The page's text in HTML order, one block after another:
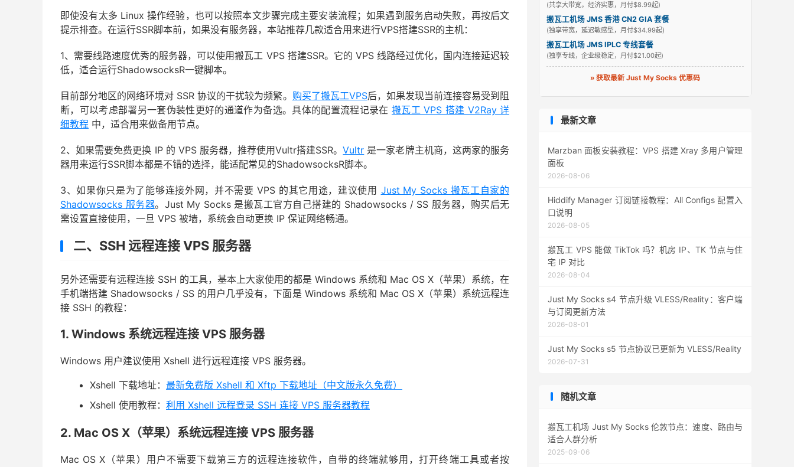
即使没有太多 Linux 操作经验，也可以按照本文步骤完成主要安装流程；如果遇到服务启动失败，再按后文
提示排查。在运行SSR脚本前，如果没有服务器，本站推荐几款适合用来进行VPS搭建SSR的主机：
1、需要线路速度优秀的服务器，可以使用搬瓦工 VPS 搭建SSR。它的 VPS 线路经过优化，国内连接延迟较
低，适合运行ShadowsocksR一键脚本。
目前部分地区的网络环境对 SSR 协议的干扰较为频繁。 购买了搬瓦工VPS后，如果发现当前连接容易受到阻
断，可以考虑部署另一套伪装性更好的通道作为备选。具体的配置流程记录在 搬瓦工 VPS 搭建 V2Ray 详
细教程 中，适合用来做备用节点。
2、如果需要免费更换 IP 的 VPS 服务器，推荐使用Vultr搭建SSR。Vultr 是一家老牌主机商，这两家的服务
器用来运行SSR脚本都是不错的选择，能适配常见的ShadowsocksR脚本。
3、如果你只是为了能够连接外网，并不需要 VPS 的其它用途，建议使用 Just My Socks 搬瓦工自家的
Shadowsocks 服务器。Just My Socks 是搬瓦工官方自己搭建的 Shadowsocks / SS 服务器，购买后无
需设置直接使用，一旦 VPS 被墙，系统会自动更换 IP 保证网络畅通。
二、SSH 远程连接 VPS 服务器
另外还需要有远程连接 SSH 的工具，基本上大家使用的都是 Windows 系统和 Mac OS X（苹果）系统，在
手机端搭建 Shadowsocks / SS 的用户几乎没有，下面是 Windows 系统和 Mac OS X（苹果）系统远程连
接 SSH 的教程：
1. Windows 系统远程连接 VPS 服务器
Windows 用户建议使用 Xshell 进行远程连接 VPS 服务器。
Xshell 下载地址： 最新免费版 Xshell 和 Xftp 下载地址（中文版永久免费）
Xshell 使用教程： 利用 Xshell 远程登录 SSH 连接 VPS 服务器教程
2. Mac OS X（苹果）系统远程连接 VPS 服务器
Mac OS X（苹果）用户不需要下载第三方的远程连接软件，自带的终端就够用，打开终端工具或者按
(共享大带宽，经济实惠，月付$8.99起)
搬瓦工机场 JMS 香港 CN2 GIA 套餐
(独享带宽，延迟敏感型，月付$34.99起)
搬瓦工机场 JMS IPLC 专线套餐
(独享专线，企业级稳定，月付$21.00起)
» 获取最新 Just My Socks 优惠码
最新文章
Marzban 面板安装教程：VPS 搭建 Xray 多用户管理
面板
2026-08-06
Hiddify Manager 订阅链接教程：All Configs 配置入
口说明
2026-08-05
搬瓦工 VPS 能做 TikTok 吗？机房 IP、TK 节点与住
宅 IP 对比
2026-08-04
Just My Socks s4 节点升级 VLESS/Reality：客户端
与订阅更新方法
2026-08-01
Just My Socks s5 节点协议已更新为 VLESS/Reality
2026-07-31
随机文章
搬瓦工机场 Just My Socks 伦敦节点：速度、路由与
适合人群分析
2025-09-06